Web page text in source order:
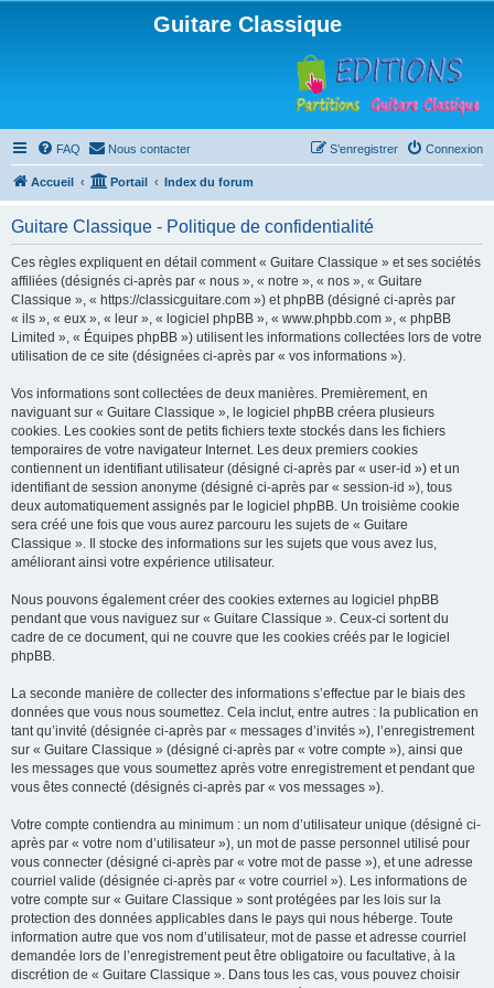
Guitare Classique
FAQ Nous contacter Connexion
S’enregistrer
Accueil Portail Index du forum
Guitare Classique - Politique de confidentialité
Ces règles expliquent en détail comment « Guitare Classique » et ses sociétés
affiliées (désignés ci-après par « nous », « notre », « nos », « Guitare
Classique », « https://classicguitare.com ») et phpBB (désigné ci-après par
« ils », « eux », « leur », « logiciel phpBB », « www.phpbb.com », « phpBB
Limited », « Équipes phpBB ») utilisent les informations collectées lors de votre
utilisation de ce site (désignées ci-après par « vos informations »).
Vos informations sont collectées de deux manières. Premièrement, en
naviguant sur « Guitare Classique », le logiciel phpBB créera plusieurs
cookies. Les cookies sont de petits fichiers texte stockés dans les fichiers
temporaires de votre navigateur Internet. Les deux premiers cookies
contiennent un identifiant utilisateur (désigné ci-après par « user-id ») et un
identifiant de session anonyme (désigné ci-après par « session-id »), tous
deux automatiquement assignés par le logiciel phpBB. Un troisième cookie
sera créé une fois que vous aurez parcouru les sujets de « Guitare
Classique ». Il stocke des informations sur les sujets que vous avez lus,
améliorant ainsi votre expérience utilisateur.
Nous pouvons également créer des cookies externes au logiciel phpBB
pendant que vous naviguez sur « Guitare Classique ». Ceux-ci sortent du
cadre de ce document, qui ne couvre que les cookies créés par le logiciel
phpBB.
La seconde manière de collecter des informations s’effectue par le biais des
données que vous nous soumettez. Cela inclut, entre autres : la publication en
tant qu’invité (désignée ci-après par « messages d’invités »), l’enregistrement
sur « Guitare Classique » (désigné ci-après par « votre compte »), ainsi que
les messages que vous soumettez après votre enregistrement et pendant que
vous êtes connecté (désignés ci-après par « vos messages »).
Votre compte contiendra au minimum : un nom d’utilisateur unique (désigné ci-
après par « votre nom d’utilisateur »), un mot de passe personnel utilisé pour
vous connecter (désigné ci-après par « votre mot de passe »), et une adresse
courriel valide (désignée ci-après par « votre courriel »). Les informations de
votre compte sur « Guitare Classique » sont protégées par les lois sur la
protection des données applicables dans le pays qui nous héberge. Toute
information autre que vos nom d’utilisateur, mot de passe et adresse courriel
demandée lors de l’enregistrement peut être obligatoire ou facultative, à la
discrétion de « Guitare Classique ». Dans tous les cas, vous pouvez choisir